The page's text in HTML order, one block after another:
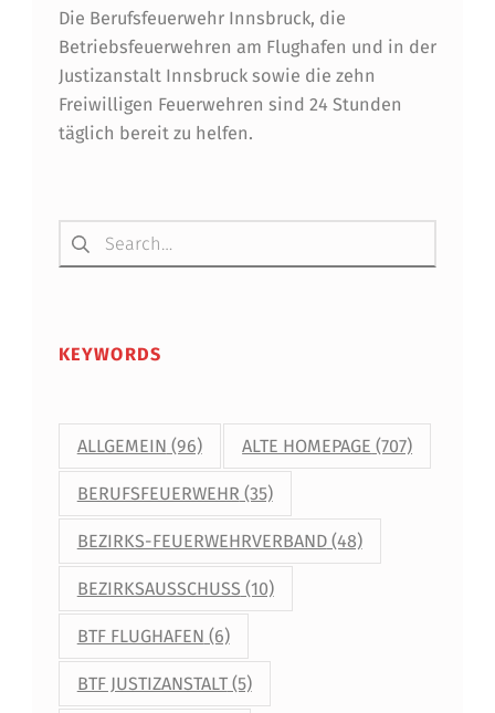
C
H
N
E
V
E
S
O
R
B
N
Die Berufsfeuerwehr Innsbruck, die
Betriebsfeuerwehren am Flughafen und in der
Justizanstalt Innsbruck sowie die zehn
Freiwilligen Feuerwehren sind 24 Stunden
täglich bereit zu helfen.
Suchen nach:
KEYWORDS
ALLGEMEIN (96) ALTE HOMEPAGE (707)
BERUFSFEUERWEHR (35)
BEZIRKS-FEUERWEHRVERBAND(48)
BEZIRKSAUSSCHUSS (10)
BTF FLUGHAFEN (6)
BTF JUSTIZANSTALT(5)